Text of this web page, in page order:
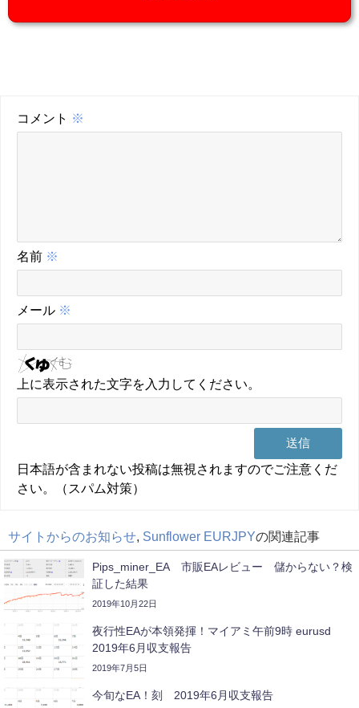
コメント ※
名前 ※
メール ※
上に表示された文字を入力してください。
日本語が含まれない投稿は無視されますのでご注意くだ
さい。（スパム対策）
サイトからのお知らせ Sunflower EURJPYの関連記事
Pips_miner_EA 市販EAレビュー 儲からない？検
証した結果
2019年10月22日
夜行性EAが本領発揮！マイアミ午前9時 eurusd
2019年6月収支報告
2019年7月5日
今旬なEA！刻 2019年6月収支報告